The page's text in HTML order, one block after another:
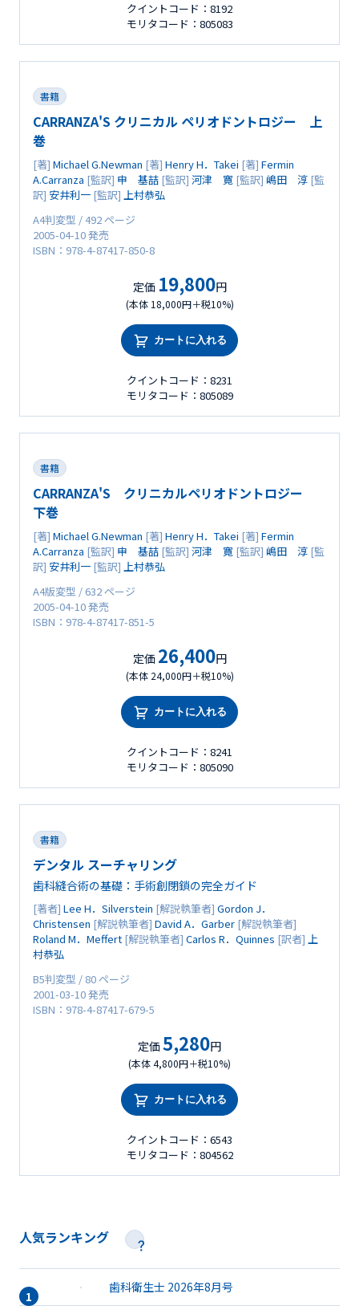
クイントコード：8192
モリタコード：805083
書籍
CARRANZA'S クリニカル ペリオドントロジー 上
巻
[著] Michael G.Newman [著] Henry H．Takei [著] Fermin
A.Carranza [監訳] 申 基喆 [監訳] 河津 寛 [監訳] 嶋田 淳 [監
訳] 安井利一 [監訳] 上村恭弘
A4判変型 / 492 ページ
2005-04-10 発売
ISBN：978-4-87417-850-8
定価 19,800円
(本体 18,000円＋税10%)
カートに入れる
クイントコード：8231
モリタコード：805089
書籍
CARRANZA'S クリニカルペリオドントロジー
下巻
[著] Michael G.Newman [著] Henry H．Takei [著] Fermin
A.Carranza [監訳] 申 基喆 [監訳] 河津 寛 [監訳] 嶋田 淳 [監
訳] 安井利一 [監訳] 上村恭弘
A4版変型 / 632 ページ
2005-04-10 発売
ISBN：978-4-87417-851-5
定価 26,400円
(本体 24,000円＋税10%)
カートに入れる
クイントコード：8241
モリタコード：805090
書籍
デンタル スーチャリング
歯科縫合術の基礎：手術創閉鎖の完全ガイド
[著者] Lee H．Silverstein [解説執筆者] Gordon J．
Christensen [解説執筆者] David A．Garber [解説執筆者]
Roland M．Meffert [解説執筆者] Carlos R．Quinnes [訳者] 上
村恭弘
B5判変型 / 80 ページ
2001-03-10 発売
ISBN：978-4-87417-679-5
定価 5,280円
(本体 4,800円＋税10%)
カートに入れる
クイントコード：6543
モリタコード：804562
人気ランキング
歯科衛生士 2026年8月号